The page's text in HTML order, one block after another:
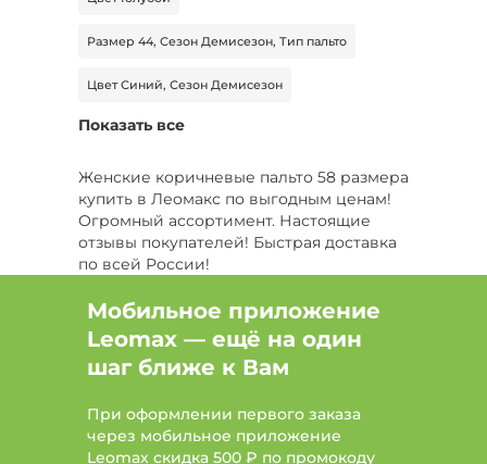
Размер 44, Сезон Демисезон, Тип пальто
Цвет Синий, Сезон Демисезон
Цвет Розовый, Размер 48, Тип жакет
Цвет Белый, Сезон Демисезон
Цвет Черный, Размер 64-66, Тип пальто
Цвет Серый, Размер 46-48, Сезон Зима
Цвет Черный, Размер 48-50, Тип шуба
Цвет Бежевый, Сезон Зима
Цвет Бежевый, Размер 44-46, Тип пальто
Показать все
Женские коричневые пальто 58 размера
купить в Леомакс по выгодным ценам!
Огромный ассортимент. Настоящие
отзывы покупателей! Быстрая доставка
по всей России!
Мобильное приложение
Leomax — ещё на один
шаг ближе к Вам
При оформлении первого заказа
через мобильное приложение
Leomax скидка 500 ₽ по промокоду